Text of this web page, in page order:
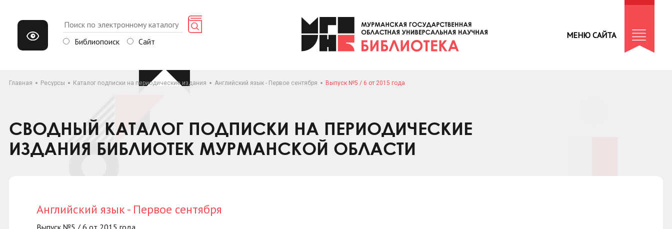
Библиопоиск Сайт
МЕНЮ САЙТА
Главная Ресурсы Каталог подписки на периодические издания Английский язык - Первое сентября Выпуск №5 / 6 от 2015 года
СВОДНЫЙ КАТАЛОГ ПОДПИСКИ НА ПЕРИОДИЧЕСКИЕ
ИЗДАНИЯ БИБЛИОТЕК МУРМАНСКОЙ ОБЛАСТИ
Английский язык - Первое сентября
Выпуск №5 / 6 от 2015 года